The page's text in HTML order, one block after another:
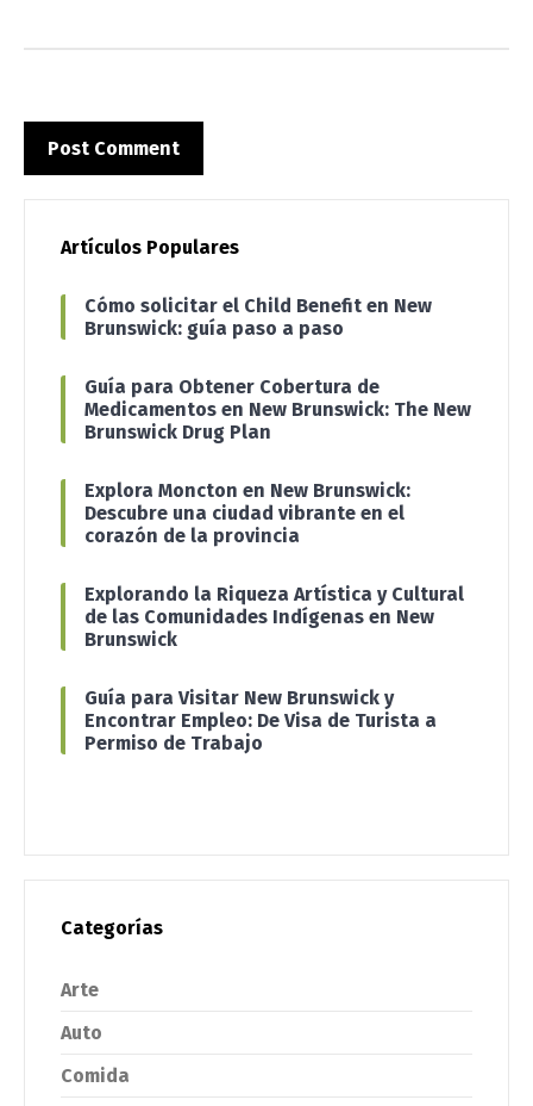
Artículos Populares
Cómo solicitar el Child Benefit en New
Brunswick: guía paso a paso
Guía para Obtener Cobertura de
Medicamentos en New Brunswick: The New
Brunswick Drug Plan
Explora Moncton en New Brunswick:
Descubre una ciudad vibrante en el
corazón de la provincia
Explorando la Riqueza Artística y Cultural
de las Comunidades Indígenas en New
Brunswick
Guía para Visitar New Brunswick y
Encontrar Empleo: De Visa de Turista a
Permiso de Trabajo
Categorías
Arte
Auto
Comida